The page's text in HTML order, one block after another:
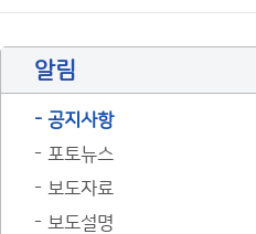
알림
공지사항
포토뉴스
보도자료
보도설명